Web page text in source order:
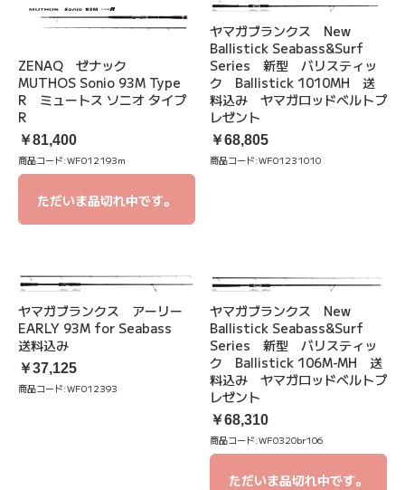
ZENAQ ゼナック
MUTHOS Sonio 93M Type
R ミュートス ソニオ タイプ
R
￥81,400
商品コード:WF012193m
ただいま品切れ中です。
ヤマガブランクス New
Ballistick Seabass&Surf
Series 新型 バリスティッ
ク Ballistick 1010MH 送
料込み ヤマガロッドベルトプ
レゼント
￥68,805
商品コード:WF01231010
ヤマガブランクス アーリー
EARLY 93M for Seabass
送料込み
￥37,125
商品コード:WF012393
ヤマガブランクス New
Ballistick Seabass&Surf
Series 新型 バリスティッ
ク Ballistick 106M-MH 送
料込み ヤマガロッドベルトプ
レゼント
￥68,310
商品コード:WF0320br106
ただいま品切れ中です。